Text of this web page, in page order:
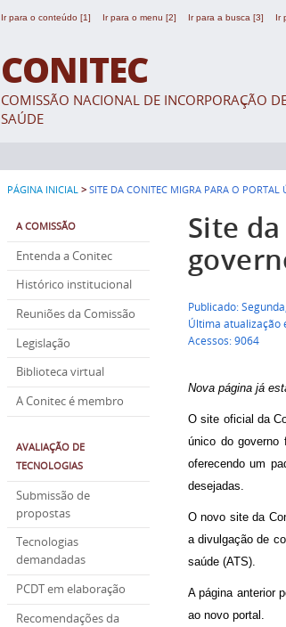
Ir para o conteúdo [1] Ir para o menu [2] Ir para a busca [3] Ir
CONITEC
COMISSÃO NACIONAL DE INCORPORAÇÃO
SAÚDE
PÁGINA INICIAL > SITE DA CONITEC MIGRA PARA O PORTAL
A COMISSÃO
Entenda a Conitec
Histórico institucional
Reuniões da Comissão
Legislação
Biblioteca virtual
A Conitec é membro
AVALIAÇÃO DE
TECNOLOGIAS
Submissão de
propostas
Tecnologias
demandadas
PCDT em elaboração
Recomendações da
Site
Publicado:
Última atualização
Acessos: 9064
Nova página já
O site oficial da
único do governo
oferecendo um
desejadas.
O novo site da
a divulgação de
saúde (ATS).
A página anterior
ao novo portal.